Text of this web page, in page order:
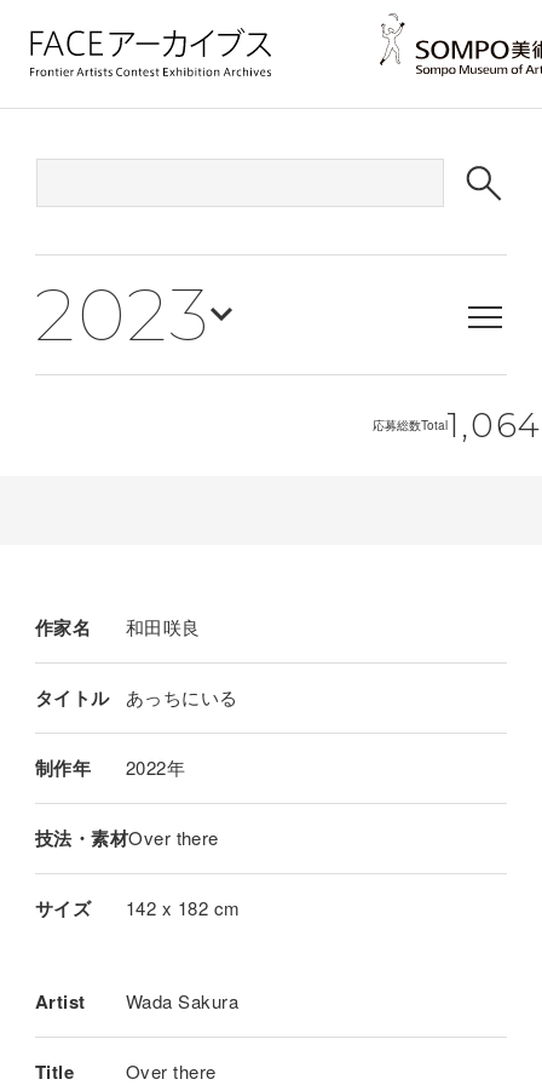
2023
応募総数Total1,064
作家名 和田咲良
タイトル あっちにいる
制作年 2022年
技法・素材Over there
サイズ 142 x 182 cm
Artist Wada Sakura
Title Over there